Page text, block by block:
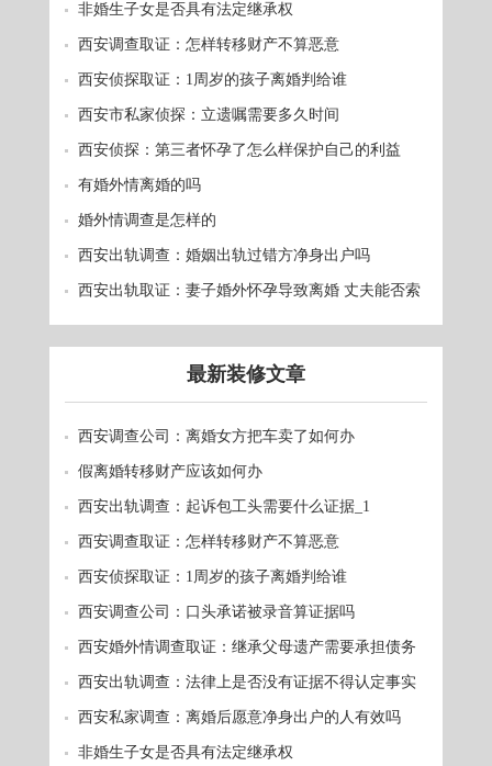
非婚生子女是否具有法定继承权
西安调查取证：怎样转移财产不算恶意
西安侦探取证：1周岁的孩子离婚判给谁
西安市私家侦探：立遗嘱需要多久时间
西安侦探：第三者怀孕了怎么样保护自己的利益
有婚外情离婚的吗
婚外情调查是怎样的
西安出轨调查：婚姻出轨过错方净身出户吗
西安出轨取证：妻子婚外怀孕导致离婚 丈夫能否索
赔？
最新装修文章
西安调查公司：离婚女方把车卖了如何办
假离婚转移财产应该如何办
西安出轨调查：起诉包工头需要什么证据_1
西安调查取证：怎样转移财产不算恶意
西安侦探取证：1周岁的孩子离婚判给谁
西安调查公司：口头承诺被录音算证据吗
西安婚外情调查取证：继承父母遗产需要承担债务
吗
西安出轨调查：法律上是否没有证据不得认定事实
西安私家调查：离婚后愿意净身出户的人有效吗
非婚生子女是否具有法定继承权